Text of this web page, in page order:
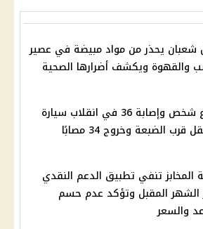
شعبان يحذر من مواد مبيضة في عصير
والقهوة ويكشف أضرارها الصحية
مصرع شخص وإصابة 36 في انقلاب سيارة
قرب الضبعة وخروج 34 مصابًا
المخابز تنفي تطبيق الدعم النقدي
الشهر المقبل وتؤكد عدم حسم
والسعر